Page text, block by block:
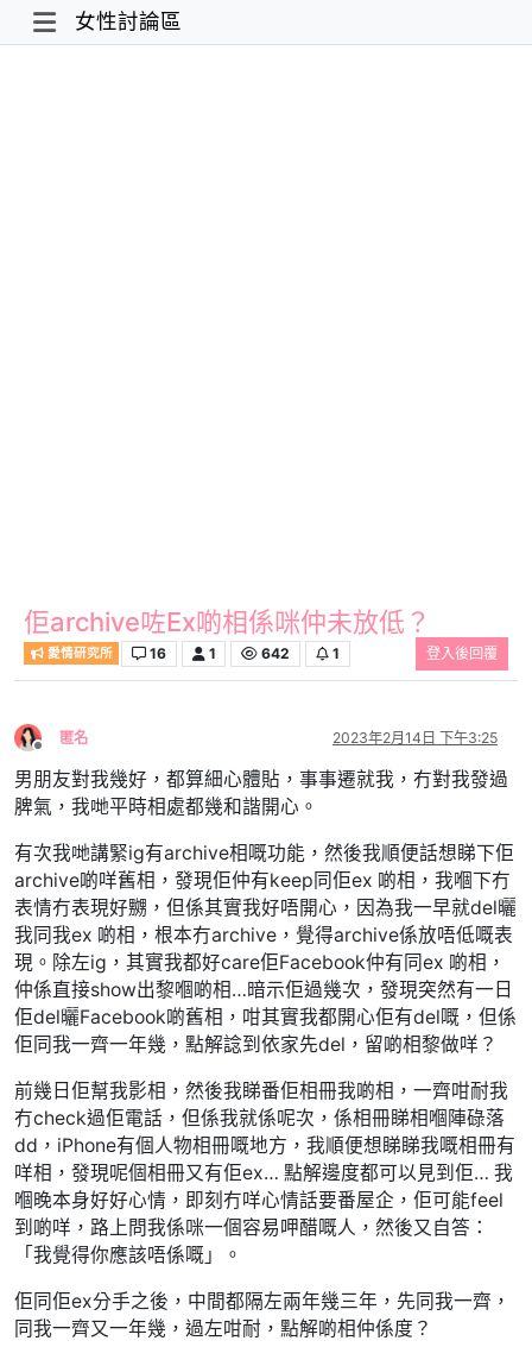
女性討論區
佢archive咗Ex啲相係咪仲未放低？
愛情研究所 16 1 642 1 登入後回覆
離線
匿名 2023年2月14日 下午3:25
男朋友對我幾好，都算細心體貼，事事遷就我，冇對我發過
脾氣，我哋平時相處都幾和諧開心。
有次我哋講緊ig有archive相嘅功能，然後我順便話想睇下佢
archive啲咩舊相，發現佢仲有keep同佢ex 啲相，我嗰下冇
表情冇表現好嬲，但係其實我好唔開心，因為我一早就del曬
我同我ex 啲相，根本冇archive，覺得archive係放唔低嘅表
現。除左ig，其實我都好care佢Facebook仲有同ex 啲相，
仲係直接show出黎嗰啲相…暗示佢過幾次，發現突然有一日
佢del曬Facebook啲舊相，咁其實我都開心佢有del嘅，但係
佢同我一齊一年幾，點解諗到依家先del，留啲相黎做咩？
前幾日佢幫我影相，然後我睇番佢相冊我啲相，一齊咁耐我
冇check過佢電話，但係我就係呢次，係相冊睇相嗰陣碌落
dd，iPhone有個人物相冊嘅地方，我順便想睇睇我嘅相冊有
咩相，發現呢個相冊又有佢ex… 點解邊度都可以見到佢… 我
嗰晚本身好好心情，即刻冇咩心情話要番屋企，佢可能feel
到啲咩，路上問我係咪一個容易呷醋嘅人，然後又自答：
「我覺得你應該唔係嘅」。
佢同佢ex分手之後，中間都隔左兩年幾三年，先同我一齊，
同我一齊又一年幾，過左咁耐，點解啲相仲係度？